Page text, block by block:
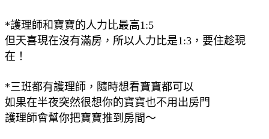
*護理師和寶寶的人力比最高1:5
但天喜現在沒有滿房，所以人力比是1:3，要住趁現
在！
*三班都有護理師，隨時想看寶寶都可以
如果在半夜突然很想你的寶寶也不用出房門
護理師會幫你把寶寶推到房間～